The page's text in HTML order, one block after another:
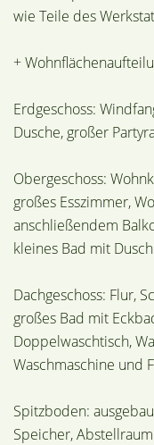
wie Teile des
+
Erdgeschoss:
Dusche, großer
Obergeschoss:
großes Esszimmer,
anschließendem
kleines Bad mit
Dachgeschoss: Flur,
großes Bad mit
Doppelwaschtisch,
Waschmaschine und
Spitzboden:
Speicher, Abstellraum